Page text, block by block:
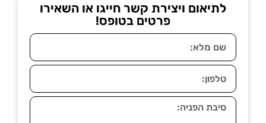
לתיאום ויצירת קשר חייגו או השאירו
פרטים בטופס!